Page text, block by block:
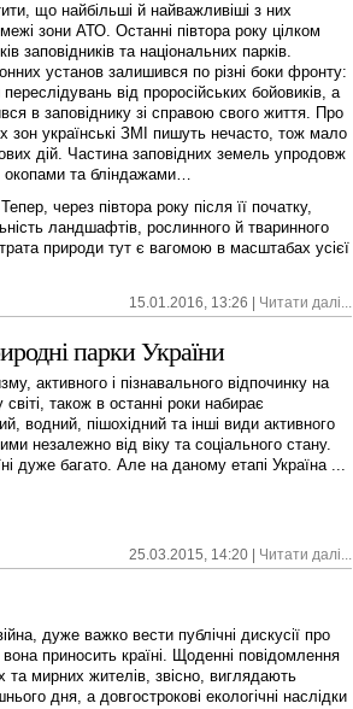
що найбільші й найважливіші з них
зони АТО. Останні півтора року цілком
заповідників та національних парків.
установ залишився по різні боки фронту:
від проросійських бойовиків, а
в заповіднику зі справою свого життя. Про
зон українські ЗМІ пишуть нечасто, тож мало
дій. Частина заповідних земель упродовж
окопами та бліндажами…
через півтора року після її початку,
ландшафтів, рослинного й тваринного
природи тут є вагомою в масштабах усієї
15.01.2016, 13:26 | Читати далі...
парки України
активного і пізнавального відпочинку на
також в останні роки набирає
водний, пішохідний та інші види активного
незалежно від віку та соціального стану.
дуже багато. Але на даному етапі Україна ...
25.03.2015, 14:20 | Читати далі...
дуже важко вести публічні дискусії про
вона приносить країні. Щоденні повідомлення
та мирних жителів, звісно, виглядають
дня, а довгострокові екологічні наслідки